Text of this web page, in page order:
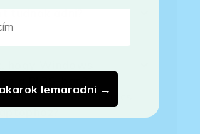
Windows termékkulcs
Nem akarok lemaradni →